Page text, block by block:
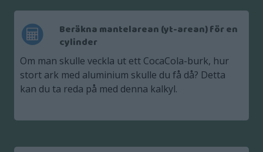
Beräkna mantelarean (yt-arean) för en
cylinder
Om man skulle veckla ut ett CocaCola-burk, hur
stort ark med aluminium skulle du få då? Detta
kan du ta reda på med denna kalkyl.